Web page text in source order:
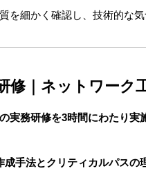
を細かく確認し、技術的な気
修｜ネットワーク
実務研修を3時間にわたり実
成手法とクリティカルパスの